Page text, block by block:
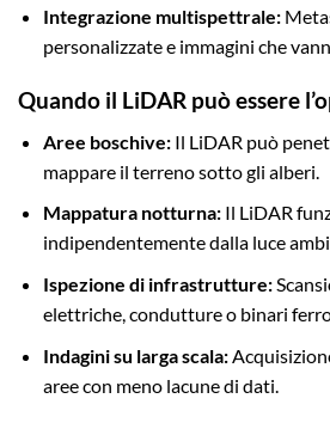
Integrazione multispettrale:
personalizzate e immagini che
Quando il LiDAR può essere
Aree boschive:Il LiDAR può
mappare il terreno sotto gli alberi.
Mappatura notturna:Il LiDAR
indipendentemente dalla luce
Ispezione di infrastrutture:
elettriche, condutture o binari
Indagini su larga scala:
aree con meno lacune di dati.